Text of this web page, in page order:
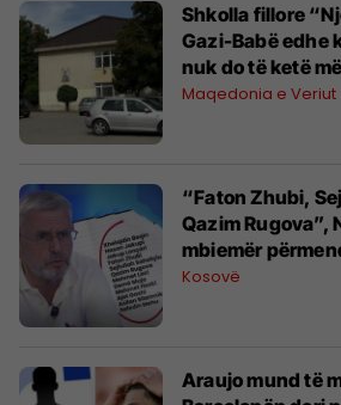
Shkolla fillore
Gazi-Babë edhe
nuk do të ketë
Maqedonia e Veriut
“Faton Zhubi,
Qazim Rugova”,
mbiemër
së që e
Kosovë
Araujo mund të